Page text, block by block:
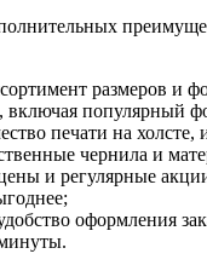
размеров и
включая популярный
печати на холсте,
чернила и
и регулярные
оформления